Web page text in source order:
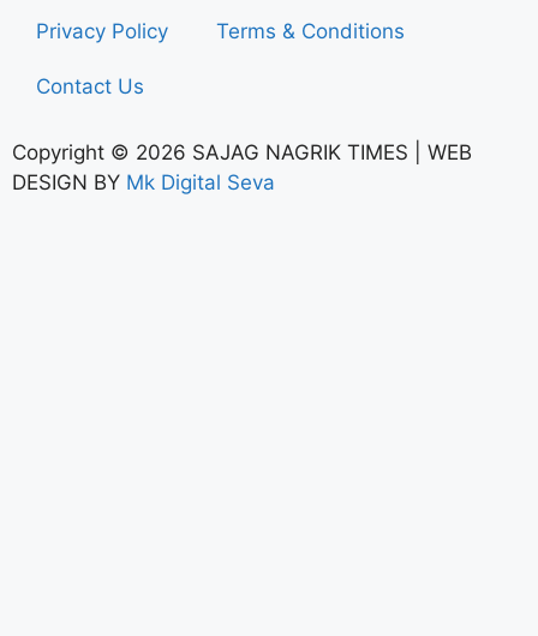
Privacy Policy Terms & Conditions
Contact Us
Copyright © 2026 SAJAG NAGRIK TIMES | WEB
DESIGN BY Mk Digital Seva